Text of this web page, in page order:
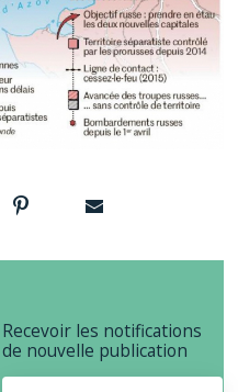
Recevoir les notifications
de nouvelle publication